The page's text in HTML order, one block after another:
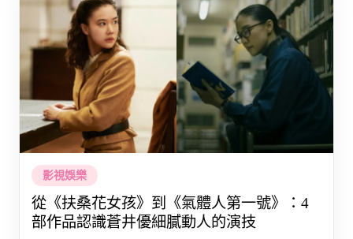
影視娛樂
從《扶桑花女孩》到《氣體人第一號》：4
部作品認識蒼井優細膩動人的演技